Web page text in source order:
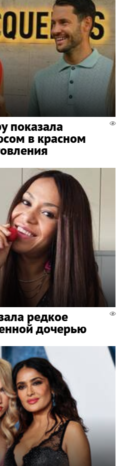
показала
в красном
редкое
дочерью